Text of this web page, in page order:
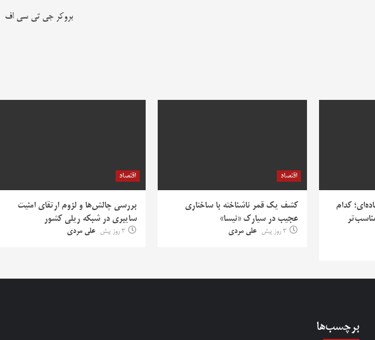
بروکر جی تی سی اف
کدام
اقتصاد
کشف یک قمر ناشناخته با ساختاری
عجیب در سیارک «نیسا»
3 روز پیش علی مردی
اقتصاد
بررسی چالش‌ها و لزوم ارتقای امنیت
سایبری در شبکه ریلی کشور
3 روز پیش علی مردی
برچسب‌ها